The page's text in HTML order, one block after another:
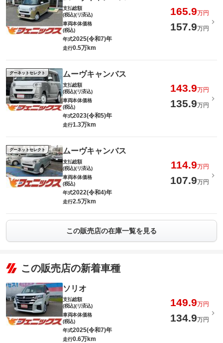
支払総額
(税込)(リ済込)
165.9万円
車両本体価格
(税込)
157.9万円
年式2025(令和7)年
走行0.5万km
グーネットセレクト ムーヴキャンバス
支払総額
(税込)(リ済込)
143.9万円
車両本体価格
(税込)
135.9万円
年式2023(令和5)年
走行1.3万km
グーネットセレクト ムーヴキャンバス
支払総額
(税込)(リ済込)
114.9万円
車両本体価格
(税込)
107.9万円
年式2022(令和4)年
走行2.5万km
この販売店の在庫一覧を見る
この販売店の新着車種
ソリオ
支払総額
(税込)(リ済込)
149.9万円
車両本体価格
(税込)
134.9万円
年式2025(令和7)年
走行0.6万km